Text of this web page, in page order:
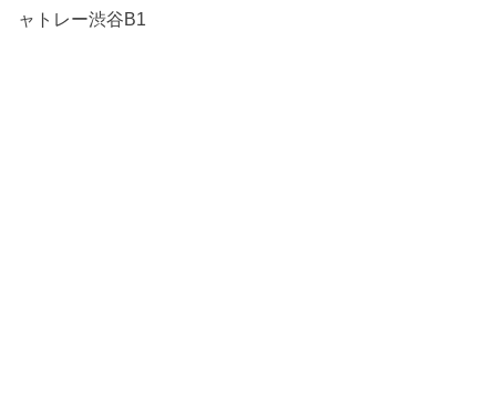
ャトレー渋谷B1